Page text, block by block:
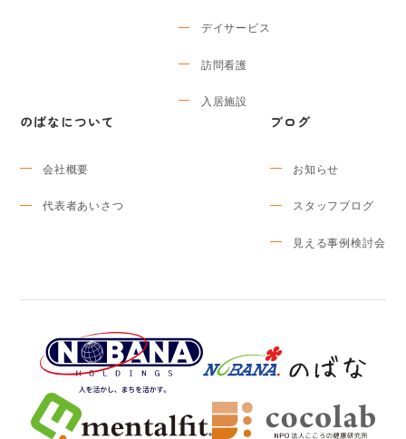
デイサービス
訪問看護
入居施設
のばなについて
会社概要
代表者あいさつ
ブログ
お知らせ
スタッフブログ
見える事例検討会